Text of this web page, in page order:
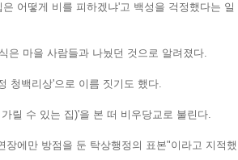
어떻게 비를 피하겠냐'고 백성을 걱정했다는 일
은 마을 사람들과 나눴던 것으로 알려졌다.
청백리상'으로 이름 짓기도 했다.
릴 수 있는 집)'을 본 떠 비우당교로 불린다.
에만 방점을 둔 탁상행정의 표본"이라고 지적했